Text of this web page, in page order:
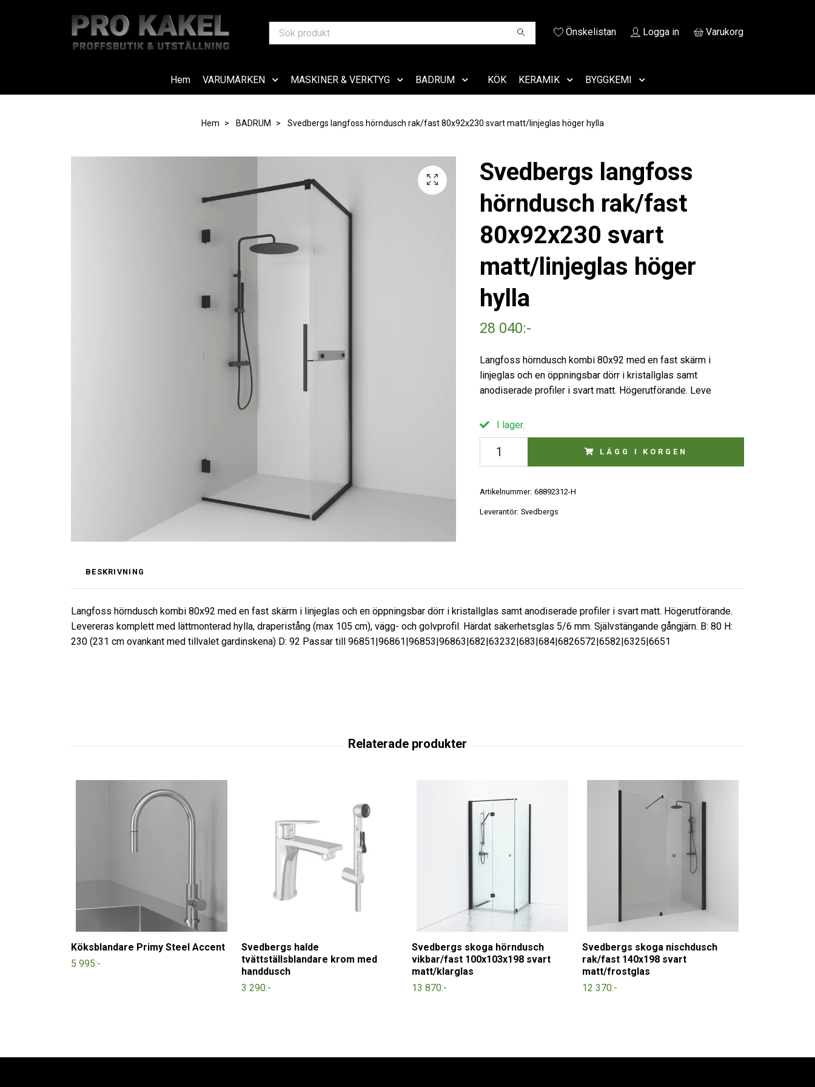
Önskelistan Logga in Varukorg
Hem VARUMÄRKEN MASKINER & VERKTYG BADRUM KÖK KERAMIK BYGGKEMI
Hem BADRUM Svedbergs langfoss hörndusch rak/fast 80x92x230 svart matt/linjeglas höger hylla
Svedbergs langfoss
hörndusch rak/fast
80x92x230 svart
matt/linjeglas höger
hylla
28 040:-
Langfoss hörndusch kombi 80x92 med en fast skärm i
linjeglas och en öppningsbar dörr i kristallglas samt
anodiserade profiler i svart matt. Högerutförande. Leve
I lager.
LÄGG I KORGEN
Artikelnummer: 68892312-H
Leverantör: Svedbergs
BESKRIVNING
Langfoss hörndusch kombi 80x92 med en fast skärm i linjeglas och en öppningsbar dörr i kristallglas samt anodiserade profiler i svart matt. Högerutförande.
Levereras komplett med lättmonterad hylla, draperistång (max 105 cm), vägg- och golvprofil. Härdat säkerhetsglas 5/6 mm. Självstängande gångjärn. B: 80 H:
230 (231 cm ovankant med tillvalet gardinskena) D: 92 Passar till 96851|96861|96853|96863|682|63232|683|684|6826572|6582|6325|6651
Köksblandare Primy Steel Accent
5 995:-
Svedbergs halde
tvättställsblandare krom med
handdusch
3 290:-
Svedbergs skoga hörndusch
vikbar/fast 100x103x198 svart
matt/klarglas
13 870:-
Svedbergs skoga nischdusch
rak/fast 140x198 svart
matt/frostglas
12 370:-